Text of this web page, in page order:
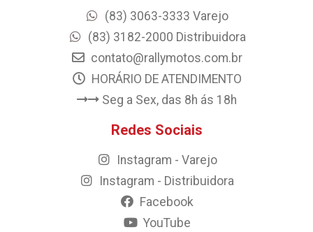
(83) 3063-3333 Varejo
(83) 3182-2000 Distribuidora
contato@rallymotos.com.br
HORÁRIO DE ATENDIMENTO
Seg a Sex, das 8h ás 18h
Redes Sociais
Instagram - Varejo
Instagram - Distribuidora
Facebook
YouTube